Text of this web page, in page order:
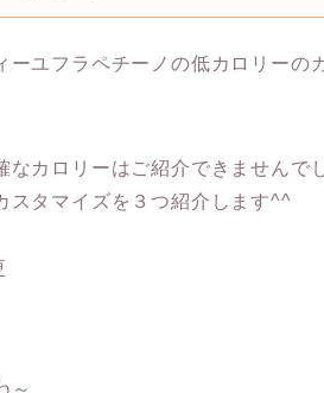
ーユフラペチーノの低カロリーの
なカロリーはご紹介できませんで
スタマイズを３つ紹介します^^